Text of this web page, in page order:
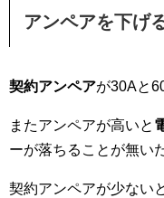
アンペアを下げ
契約アンペアが30Aと
またアンペアが高いと
ーが落ちることが無い
契約アンペアが少ない